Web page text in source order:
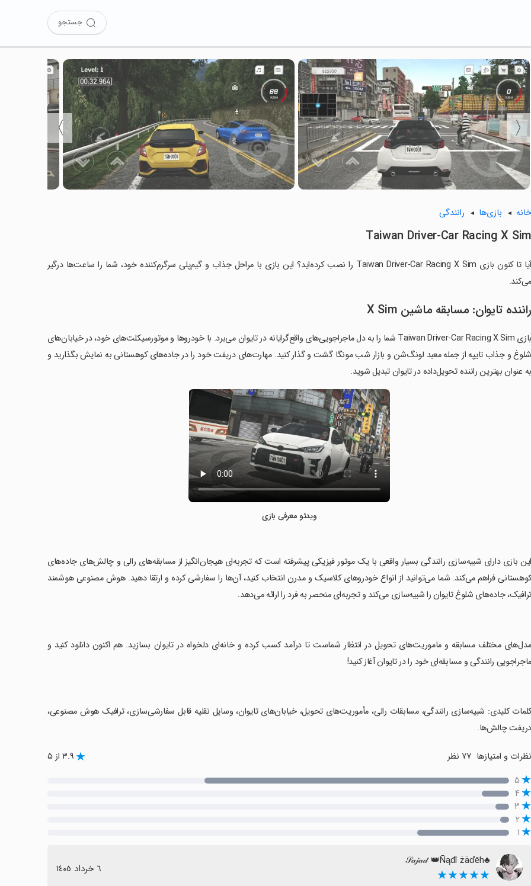
جستجو
〈
〉
خانه بازی‌ها رانندگی
Taiwan Driver-Car Racing X Sim
آیا تا کنون بازی Taiwan Driver-Car Racing X Sim را نصب کرده‌اید؟ این بازی با مراحل جذاب و گیم‌پلی سرگرم‌کننده خود، شما را ساعت‌ها درگیر
می‌کند.
راننده تایوان: مسابقه ماشین X Sim
بازی Taiwan Driver-Car Racing X Sim شما را به دل ماجراجویی‌های واقع‌گرایانه در تایوان می‌برد. با خودروها و موتورسیکلت‌های خود، در خیابان‌های
شلوغ و جذاب تایپه از جمله معبد لونگ‌شن و بازار شب مونگا گشت و گذار کنید. مهارت‌های دریفت خود را در جاده‌های کوهستانی به نمایش بگذارید و
به عنوان بهترین راننده تحویل‌داده در تایوان تبدیل شوید.
ویدئو معرفی بازی
‏این بازی دارای شبیه‌سازی رانندگی بسیار واقعی با یک موتور فیزیکی پیشرفته است که تجربه‌ای هیجان‌انگیز از مسابقه‌های رالی و چالش‌های جاده‌های
کوهستانی فراهم می‌کند. شما می‌توانید از انواع خودروهای کلاسیک و مدرن انتخاب کنید، آن‌ها را سفارشی کرده و ارتقا دهید. هوش مصنوعی هوشمند
ترافیک، جاده‌های شلوغ تایوان را شبیه‌سازی می‌کند و تجربه‌ای منحصر به فرد را ارائه می‌دهد.
‏مدل‌های مختلف مسابقه و ماموریت‌های تحویل در انتظار شماست تا درآمد کسب کرده و خانه‌ای دلخواه در تایوان بسازید. هم اکنون دانلود کنید و
ماجراجویی رانندگی و مسابقه‌ای خود را در تایوان آغاز کنید!
‏کلمات کلیدی: شبیه‌سازی رانندگی، مسابقات رالی، مأموریت‌های تحویل، خیابان‌های تایوان، وسایل نقلیه قابل سفارشی‌سازی، ترافیک هوش مصنوعی،
دریفت چالش‌ها.
نظرات و امتیازها ۷۷ نظر ۳.۹ از ۵
۵
۴
۳
۲
۱
♣𝒮𝒶𝒿𝒶𝒹 👑Ñąđî żäďēh
★★★★★ ٦ خرداد ١٤٠٥